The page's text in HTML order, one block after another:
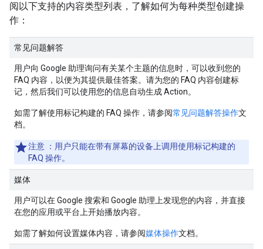
阅以下支持的内容类型列表，了解如何为每种类型创建操
作：
常见问题解答
用户向 Google 助理询问有关某个主题的信息时，可以收到您的
FAQ 内容，以便为其提供最佳答案。请为您的 FAQ 内容创建标
记，然后我们可以使用您的信息自动生成 Action。
如需了解使用标记构建的 FAQ 操作，请参阅常见问题解答操作文
档。
注意 ：用户只能在带有屏幕的设备上调用使用标记构建的
FAQ 操作。
媒体
用户可以在 Google 搜索和 Google 助理上发现您的内容，并直接
在您的应用或平台上开始播放内容。
如需了解如何设置媒体内容，请参阅媒体操作文档。